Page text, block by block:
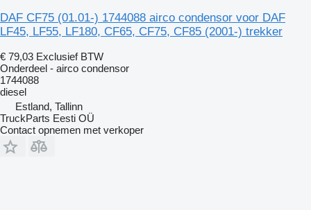
DAF CF75 (01.01-) 1744088 airco condensor voor DAF
LF45, LF55, LF180, CF65, CF75, CF85 (2001-) trekker
€ 79,03 Exclusief BTW
Onderdeel - airco condensor
1744088
diesel
Estland, Tallinn
TruckParts Eesti OÜ
Contact opnemen met verkoper